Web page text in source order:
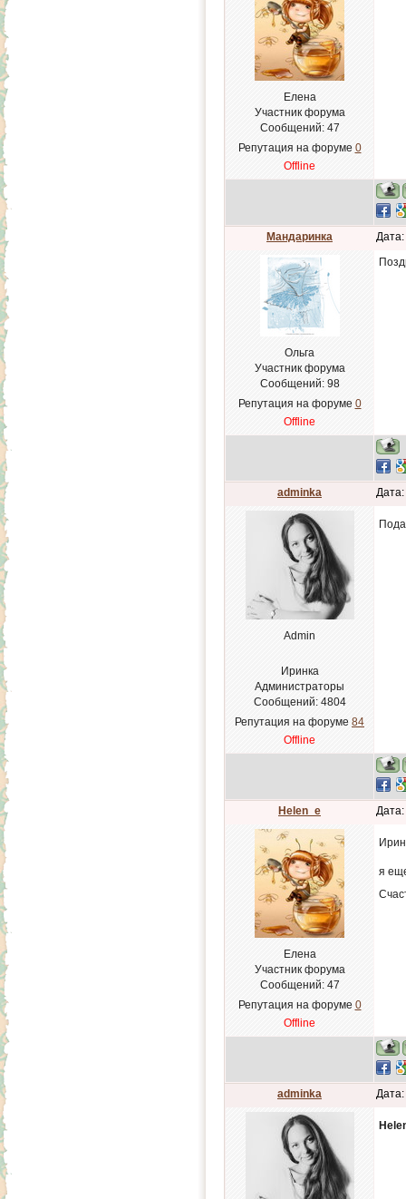
Елена
Участник форума
Сообщений: 47
Репутация на форуме 0
Offline
Мандаринка
Ольга
Участник форума
Сообщений: 98
Репутация на форуме 0
Offline
adminka
Admin
Иринка
Администраторы
Сообщений: 4804
Репутация на форуме 84
Offline
Helen_e
Елена
Участник форума
Сообщений: 47
Репутация на форуме 0
Offline
я
adminka